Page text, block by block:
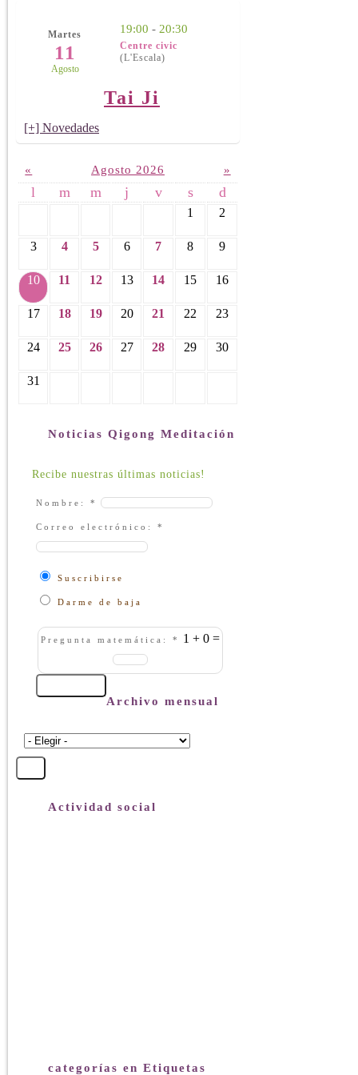
Martes
11
Agosto
19:00 - 20:30
Centre civic
(L'Escala)
Tai Ji
[+] Novedades
« Agosto 2026 »
l m m j v s d
1 2
3 4 5 6 7 8 9
10 11 12 13 14 15 16
17 18 19 20 21 22 23
24 25 26 27 28 29 30
31
Noticias Qigong Meditación
Recibe nuestras últimas noticias!
Nombre: *
Correo electrónico: *
Suscribirse
Darme de baja
Pregunta matemática: * 1 + 0 =
Archivo mensual
Actividad social
categorías en Etiquetas